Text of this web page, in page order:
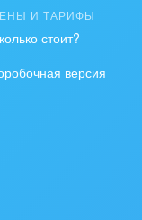
И ТАРИФЫ
стоит?
версия